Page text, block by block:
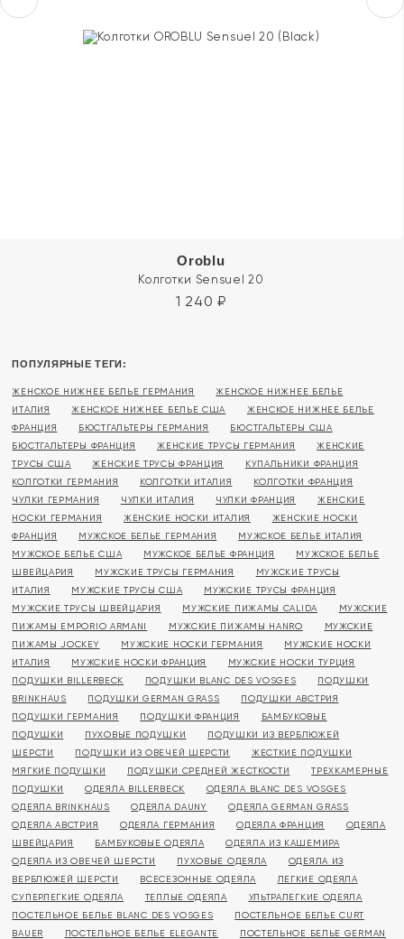
Oroblu
Колготки Sensuel 20
1 240 ₽
ПОПУЛЯРНЫЕ ТЕГИ:
ЖЕНСКОЕ НИЖНЕЕ БЕЛЬЕ ГЕРМАНИЯ
ЖЕНСКОЕ НИЖНЕЕ БЕЛЬЕ
ИТАЛИЯ
ЖЕНСКОЕ НИЖНЕЕ БЕЛЬЕ США
ЖЕНСКОЕ НИЖНЕЕ БЕЛЬЕ
ФРАНЦИЯ
БЮСТГАЛЬТЕРЫ ГЕРМАНИЯ
БЮСТГАЛЬТЕРЫ США
БЮСТГАЛЬТЕРЫ ФРАНЦИЯ
ЖЕНСКИЕ ТРУСЫ ГЕРМАНИЯ
ЖЕНСКИЕ
ТРУСЫ США
ЖЕНСКИЕ ТРУСЫ ФРАНЦИЯ
КУПАЛЬНИКИ ФРАНЦИЯ
КОЛГОТКИ ГЕРМАНИЯ
КОЛГОТКИ ИТАЛИЯ
КОЛГОТКИ ФРАНЦИЯ
ЧУЛКИ ГЕРМАНИЯ
ЧУЛКИ ИТАЛИЯ ЧУЛКИ ФРАНЦИЯ
ЖЕНСКИЕ
НОСКИ ГЕРМАНИЯ
ЖЕНСКИЕ НОСКИ ИТАЛИЯ
ЖЕНСКИЕ НОСКИ
ФРАНЦИЯ
МУЖСКОЕ БЕЛЬЕ ГЕРМАНИЯ
МУЖСКОЕ БЕЛЬЕ ИТАЛИЯ
МУЖСКОЕ БЕЛЬЕ США
МУЖСКОЕ БЕЛЬЕ ФРАНЦИЯ
МУЖСКОЕ БЕЛЬЕ
ШВЕЙЦАРИЯ
МУЖСКИЕ ТРУСЫ ГЕРМАНИЯ
МУЖСКИЕ ТРУСЫ
ИТАЛИЯ
МУЖСКИЕ ТРУСЫ США
МУЖСКИЕ ТРУСЫ ФРАНЦИЯ
МУЖСКИЕ ТРУСЫ ШВЕЙЦАРИЯ
МУЖСКИЕ ПИЖАМЫ CALIDA
МУЖСКИЕ
ПИЖАМЫ EMPORIO ARMANI
МУЖСКИЕ ПИЖАМЫ HANRO
МУЖСКИЕ
ПИЖАМЫ JOCKEY
МУЖСКИЕ НОСКИ ГЕРМАНИЯ
МУЖСКИЕ НОСКИ
ИТАЛИЯ
МУЖСКИЕ НОСКИ ФРАНЦИЯ
МУЖСКИЕ НОСКИ ТУРЦИЯ
ПОДУШКИ BILLERBECK
ПОДУШКИ BLANC DES VOSGES
ПОДУШКИ
BRINKHAUS
ПОДУШКИ GERMAN GRASS
ПОДУШКИ АВСТРИЯ
ПОДУШКИ ГЕРМАНИЯ
ПОДУШКИ ФРАНЦИЯ
БАМБУКОВЫЕ
ПОДУШКИ
ПУХОВЫЕ ПОДУШКИ
ПОДУШКИ ИЗ ВЕРБЛЮЖЕЙ
ШЕРСТИ
ПОДУШКИ ИЗ ОВЕЧЕЙ ШЕРСТИ
ЖЕСТКИЕ ПОДУШКИ
МЯГКИЕ ПОДУШКИ
ПОДУШКИ СРЕДНЕЙ ЖЕСТКОСТИ
ТРЕХКАМЕРНЫЕ
ПОДУШКИ
ОДЕЯЛА BILLERBECK
ОДЕЯЛА BLANC DES VOSGES
ОДЕЯЛА BRINKHAUS
ОДЕЯЛА DAUNY
ОДЕЯЛА GERMAN GRASS
ОДЕЯЛА АВСТРИЯ
ОДЕЯЛА ГЕРМАНИЯ ОДЕЯЛА ФРАНЦИЯ
ОДЕЯЛА
ШВЕЙЦАРИЯ
БАМБУКОВЫЕ ОДЕЯЛА
ОДЕЯЛА ИЗ КАШЕМИРА
ОДЕЯЛА ИЗ ОВЕЧЕЙ ШЕРСТИ
ПУХОВЫЕ ОДЕЯЛА
ОДЕЯЛА ИЗ
ВЕРБЛЮЖЕЙ ШЕРСТИ
ВСЕСЕЗОННЫЕ ОДЕЯЛА
ЛЕГКИЕ ОДЕЯЛА
СУПЕРЛЕГКИЕ ОДЕЯЛА
ТЕПЛЫЕ ОДЕЯЛА
УЛЬТРАЛЕГКИЕ ОДЕЯЛА
ПОСТЕЛЬНОЕ БЕЛЬЕ BLANC DES VOSGES
ПОСТЕЛЬНОЕ БЕЛЬЕ CURT
BAUER
ПОСТЕЛЬНОЕ БЕЛЬЕ ELEGANTE
ПОСТЕЛЬНОЕ БЕЛЬЕ GERMAN